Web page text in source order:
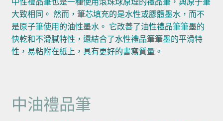
大致相同。 然而，筆芯填充的是水性或膠體墨水，而不
是原子筆使用的油性墨水。 它改善了油性禮品筆筆墨的
快乾和不滑膩特性，還結合了水性禮品筆筆墨的平滑特
性，易粘附在紙上，具有更好的書寫質量。
中油禮品筆